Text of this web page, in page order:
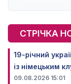
СТРІЧКА
19-річний
із німецьким
09.08.2026 15:01